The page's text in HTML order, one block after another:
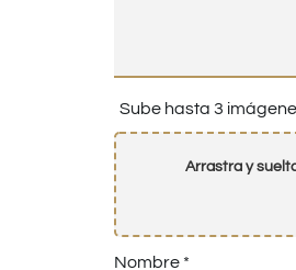
Sube hasta 3
Arrastra y
Nombre *